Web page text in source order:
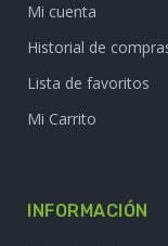
Mi cuenta
Historial de
Lista de favoritos
Mi Carrito
INFORMACIÓN